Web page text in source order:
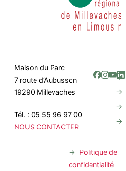
Maison du Parc
7 route d’Aubusson
19290 Millevaches
Tél. : 05 55 96 97 00
NOUS CONTACTER
Politique de
confidentialité